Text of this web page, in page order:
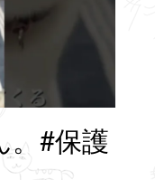
。#保護